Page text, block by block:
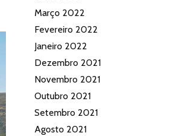
Março 2022
Fevereiro 2022
Janeiro 2022
Dezembro 2021
Novembro 2021
Outubro 2021
Setembro 2021
Agosto 2021